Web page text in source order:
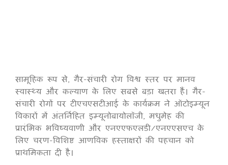
सामूहिक रूप से, गैर-संचारी रोग विश्व स्तर पर मानव
स्वास्थ्य और कल्याण के लिए सबसे बड़ा खतरा हैं। गैर-
संचारी रोगों पर टीएचएसटीआई के कार्यक्रम ने ऑटोइम्यून
विकारों में अंतर्निहित इम्यूनोबायोलॉजी, मधुमेह की
प्रारंभिक भविष्यवाणी और एनएएफएलडी/एनएएसएच के
लिए चरण-विशिष्ट आणविक हस्ताक्षरों की पहचान को
प्राथमिकता दी है।